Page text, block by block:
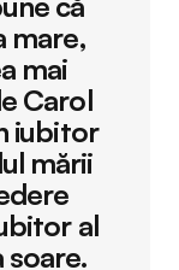
mare,
mai
Carol
iubitor
mării
al
soare.